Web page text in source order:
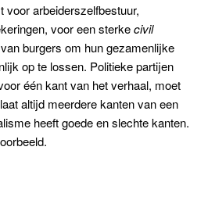
voor arbeiderszelfbestuur,
voor een sterkecivil
burgers om hun gezamenlijke
op te lossen. Politieke partijen
één kant van het verhaal, moet
altijd meerdere kanten van een
heeft goede en slechte kanten.